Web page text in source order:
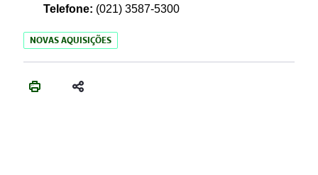
Telefone: (021) 3587-5300
NOVAS AQUISIÇÕES